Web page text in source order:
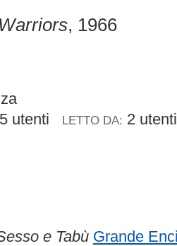
, 1966
5 utenti LETTO DA: 2
e Tabù Grande